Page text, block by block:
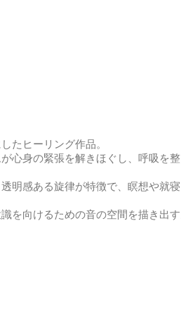
たヒーリング作品。
心身の緊張を解きほぐし、呼吸を整
明感ある旋律が特徴で、瞑想や就寝
を向けるための音の空間を描き出す